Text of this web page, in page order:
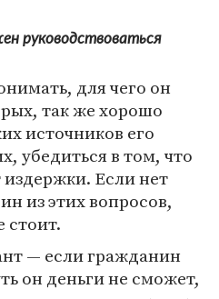
руководствоваться
для чего он
так же хорошо
источников его
убедиться в том, что
Если нет
из этих вопросов,
стоит.
— если гражданин
он деньги не сможет,